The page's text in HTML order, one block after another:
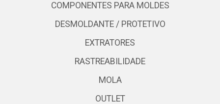
COMPONENTES PARA MOLDES
DESMOLDANTE / PROTETIVO
EXTRATORES
RASTREABILIDADE
MOLA
OUTLET